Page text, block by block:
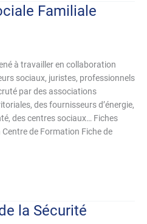
Familiale
à travailler en collaboration
sociaux, juristes, professionnels
par des associations
des fournisseurs d’énergie,
des centres sociaux… Fiches
de Formation Fiche de
la Sécurité